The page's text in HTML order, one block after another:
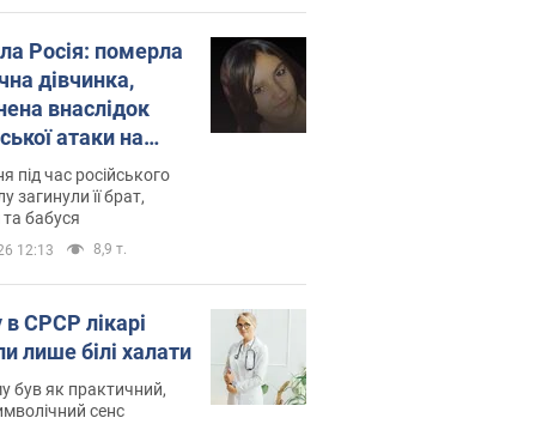
Росія: померла
дівчинка,
внаслідок
атаки на
Фото
під час російського
загинули її брат,
та бабуся
12:13 8,9 т.
СРСР лікарі
лише білі халати
був як практичний,
сенс